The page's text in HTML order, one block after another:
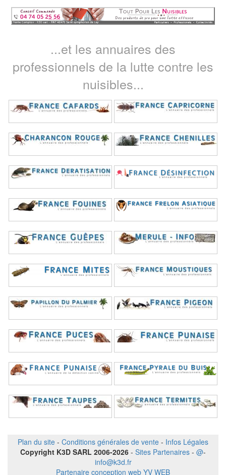
...et les annuaires des
professionnels de la lutte contre les
nuisibles...
Plan du site - Conditions générales de vente - Infos Légales
Copyright K3D SARL 2006-2026 - Sites Partenaires - @-
info@k3d.fr
Partenaire conception web YV WEB